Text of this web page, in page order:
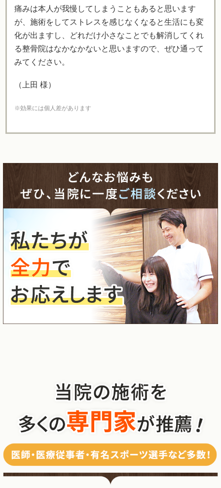
痛みは本人が我慢してしまうこともあると思います
が、施術をしてストレスを感じなくなると生活にも変
化が出ますし、どれだけ小さなことでも解消してくれ
る整骨院はなかなかないと思いますので、ぜひ通って
みてください。
（上田 様）
※効果には個人差があります